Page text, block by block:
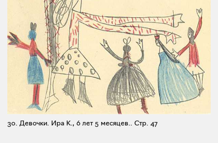
30. Девочки. Ира К., 6 лет 5 месяцев.. Стр. 47